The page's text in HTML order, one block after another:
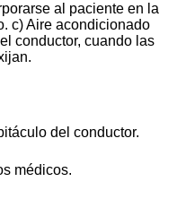
al paciente en la
c) Aire acondicionado
conductor, cuando las
del conductor.
médicos.